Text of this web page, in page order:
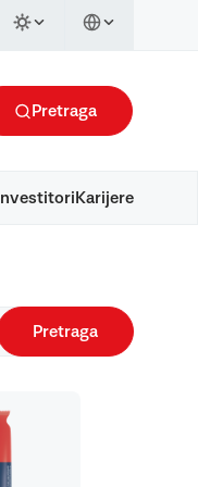
Pretraga
Investitori Karijere
Pretraga